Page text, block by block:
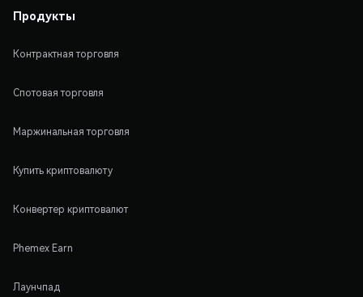
Продукты
Контрактная торговля
Спотовая торговля
Маржинальная торговля
Купить криптовалюту
Конвертер криптовалют
Phemex Earn
Лаунчпад